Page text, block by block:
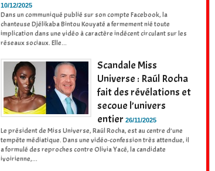
10/12/2025
Dans un communiqué publié sur son compte Facebook, la
chanteuse Djélikaba Bintou Kouyaté a fermement nié toute
implication dans une vidéo à caractère indécent circulant sur les
réseaux sociaux. Elle...
Scandale Miss
Universe : Raúl Rocha
fait des révélations et
secoue l’univers
entier 26/11/2025
Le président de Miss Universe, Raúl Rocha, est au centre d’une
tempête médiatique. Dans une vidéo-confession très attendue, il
a formulé des reproches contre Olivia Yacé, la candidate
ivoirienne,...